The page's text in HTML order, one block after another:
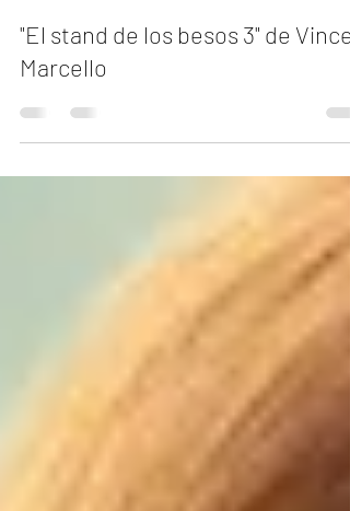
Carlos Andrés Mendiola
13 ago 2021
"El stand de los besos 3" de Vince
Marcello